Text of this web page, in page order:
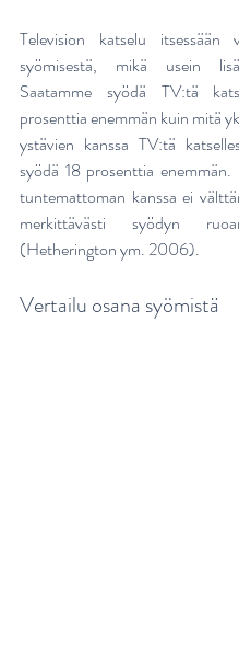
Television katselu itsessään
syömisestä, mikä usein
Saatamme syödä TV:tä
prosenttia enemmän kuin mitä
ystävien kanssa TV:tä
syödä 18 prosenttia
tuntemattoman kanssa ei
merkittävästi syödyn
(Hetherington ym. 2006).
Vertailu osana syömistä